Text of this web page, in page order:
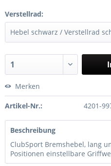
Verstellrad:
Merken
Artikel-Nr.: 4201-
Beschreibung
ClubSport Bremshebel, lang
Positionen einstellbare